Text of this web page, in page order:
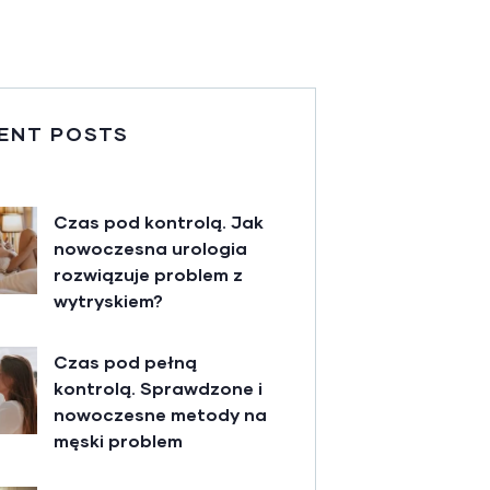
POSTS
Czas pod kontrolą. Jak
nowoczesna urologia
rozwiązuje problem z
wytryskiem?
Czas pod pełną
kontrolą. Sprawdzone i
nowoczesne metody na
męski problem